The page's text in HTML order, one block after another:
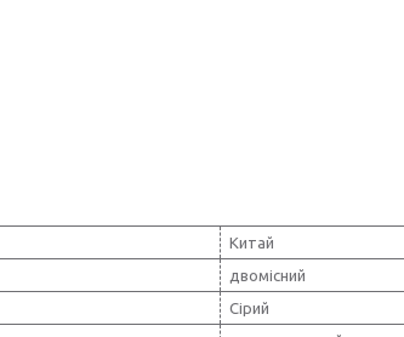
Китай
двомісний
Сірий